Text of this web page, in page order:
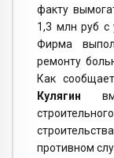
факту
1,3 млн руб с
Фирма
ремонту
Как
Кулягин
строительства
противном